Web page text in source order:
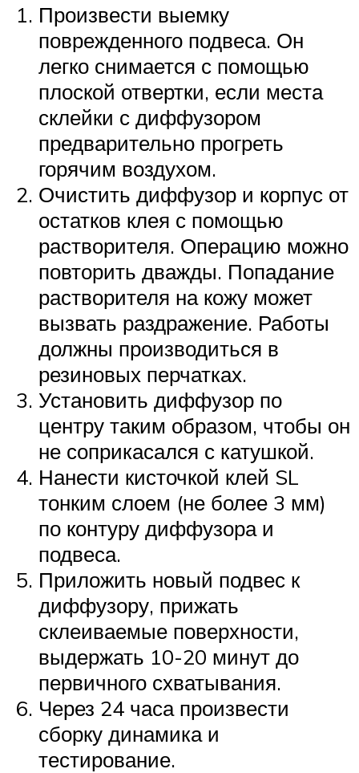
Произвести выемку
поврежденного подвеса. Он
легко снимается с помощью
плоской отвертки, если места
склейки с диффузором
предварительно прогреть
горячим воздухом.
Очистить диффузор и корпус от
остатков клея с помощью
растворителя. Операцию можно
повторить дважды. Попадание
растворителя на кожу может
вызвать раздражение. Работы
должны производиться в
резиновых перчатках.
Установить диффузор по
центру таким образом, чтобы он
не соприкасался с катушкой.
Нанести кисточкой клей SL
тонким слоем (не более 3 мм)
по контуру диффузора и
подвеса.
Приложить новый подвес к
диффузору, прижать
склеиваемые поверхности,
выдержать 10-20 минут до
первичного схватывания.
Через 24 часа произвести
сборку динамика и
тестирование.